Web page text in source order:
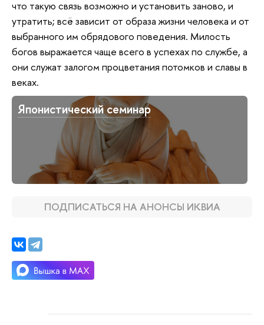
что такую связь возможно и установить заново, и
утратить; всё зависит от образа жизни человека и от
выбранного им обрядового поведения. Милость
богов выражается чаще всего в успехах по службе, а
они служат залогом процветания потомков и славы в
веках.
Японистический семинар
ПОДПИСАТЬСЯ НА АНОНСЫ ИКВИА